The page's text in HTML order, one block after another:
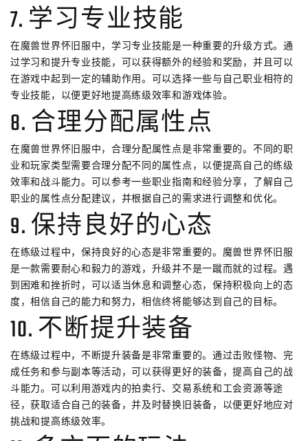
7. 学习专业技能
在魔兽世界怀旧服中，学习专业技能是一种重要的升级方式。通
过学习和提升专业技能，可以获得额外的经验和奖励，并且可以
在游戏中起到一定的辅助作用。可以选择一些与自己职业相符的
专业技能，以便更好地提高练级效率和游戏体验。
8. 合理分配属性点
在魔兽世界怀旧服中，合理分配属性点是非常重要的。不同的职
业和玩家类型需要合理分配不同的属性点，以便提高自己的练级
效率和战斗能力。可以参考一些职业指南和经验分享，了解自己
职业的属性点分配建议，并根据自己的需求进行调整和优化。
9. 保持良好的心态
在练级过程中，保持良好的心态是非常重要的。魔兽世界怀旧服
是一款需要耐心和毅力的游戏，升级并不是一蹴而就的过程。遇
到困难和挫折时，可以适当休息和调整心态，保持积极向上的态
度，相信自己的能力和努力，相信终将能够达到自己的目标。
10. 不断提升装备
在练级过程中，不断提升装备是非常重要的。通过击败怪物、完
成任务和参与副本等活动，可以获得更好的装备，提高自己的战
斗能力。可以利用游戏内的拍卖行、交易系统和工会资源等途
径，获取适合自己的装备，并及时替换旧装备，以便更好地应对
挑战和提高练级效率。